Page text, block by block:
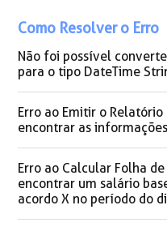
Como Resolver o Erro
Não foi possível
para o tipo DateTime
Erro ao Emitir o
encontrar as
Erro ao Calcular Folha
encontrar um salário
acordo X no período do